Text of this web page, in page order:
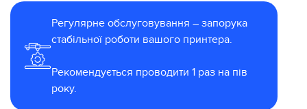
Регулярне обслуговування – запорука
стабільної роботи вашого принтера.
Рекомендується проводити 1 раз на пів
року.